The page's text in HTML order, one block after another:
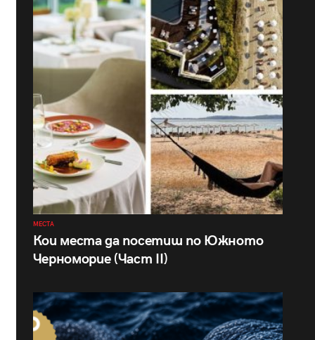
МЕСТА
Кои места да посетиш по Южното
Черноморие (Част II)